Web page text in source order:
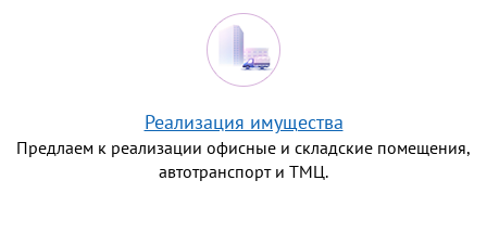
Реализация имущества
Предлаем к реализации офисные и складские помещения,
автотранспорт и ТМЦ.